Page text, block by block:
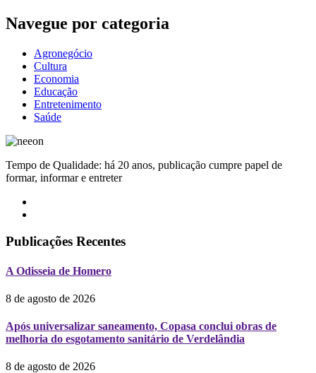
Navegue por categoria
Agronegócio
Cultura
Economia
Educação
Entretenimento
Saúde
Tempo de Qualidade: há 20 anos, publicação cumpre papel de
formar, informar e entreter
Publicações Recentes
A Odisseia de Homero
8 de agosto de 2026
Após universalizar saneamento, Copasa conclui obras de
melhoria do esgotamento sanitário de Verdelândia
8 de agosto de 2026